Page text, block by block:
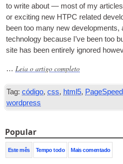
to write about — most of my
or excit­ing new HTPC related
been too many new devel­op­ments,
tech­no­logy because I’ve been too
site has been entirely ignored
… Leia o artigo completo
Tag: código,css, html5, PageSpeed
wordpress
Popular
Este mês Tempo todo Mais comentado